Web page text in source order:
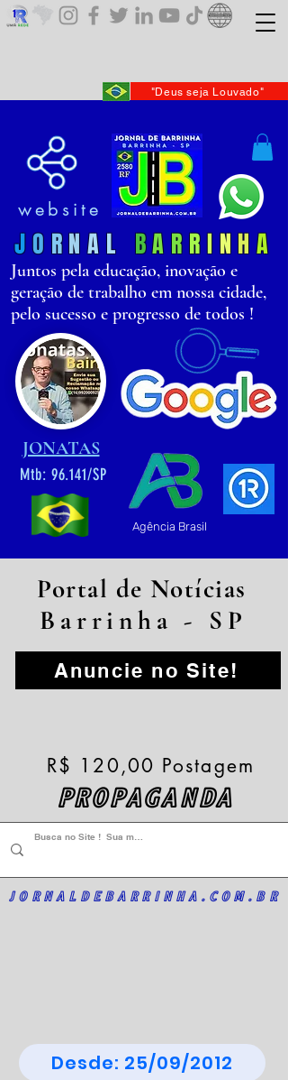
"Deus seja Louvado"
website
JO RNAL BARRI NHA
Juntos pela educação, inovação e
geração de trabalho em nossa cidade,
pelo sucesso e progresso de todos !
JONATAS
Mtb: 96.141/SP
Agência Brasil
Anuncie no Site!
PROPAGANDA
R$ 120,00 Postagem
JORNALDEBARRINHA.COM.BR
Barrinha - SP
Desde: 25/09/2012
Portal de Notícias